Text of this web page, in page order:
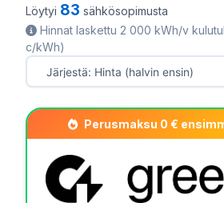
Löytyi 83 sähkösopimusta
Hinnat laskettu 2 000 kWh/v
c/kWh)
Perusmaksu 0 €